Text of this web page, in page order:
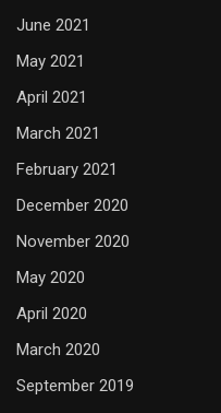
June 2021
May 2021
April 2021
March 2021
February 2021
December 2020
November 2020
May 2020
April 2020
March 2020
September 2019